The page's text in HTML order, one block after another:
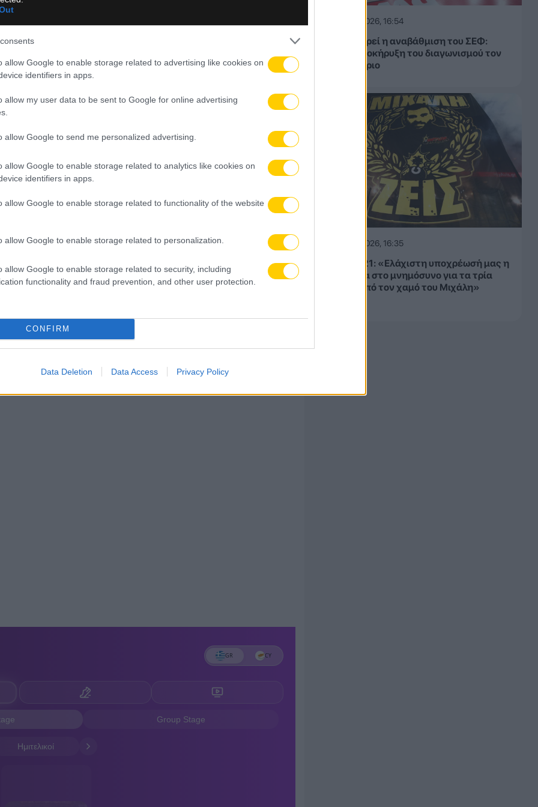
allow Google to enable storage related to advertising like cookies on
identifiers in apps.
allow my user data to be sent to Google for online advertising
allow Google to send me personalized advertising.
allow Google to enable storage related to analytics like cookies on
identifiers in apps.
allow Google to enable storage related to functionality of the website
allow Google to enable storage related to personalization.
allow Google to enable storage related to security, including
functionality and fraud prevention, and other user protection.
CONFIRM
Data Deletion Data Access Privacy Policy
για τον Ρόδρι
διαγωνισμού τον Σεπτέμβριο
Ακατάλληλα επτά στα δέκα κτήρια
στην Ιταλία και ρεκόρ θερμοκρασίας στη θάλασσα
και Μάντσεστερ Σίτι
07.08.2026, 16:54
Καθυστερεί η αναβάθμιση του ΣΕΦ:
Επαναπροκήρυξη του διαγωνισμού τον
Σεπτέμβριο
07.08.2026, 16:35
Original 21: «Ελάχιστη υποχρέωσή μας η
παρουσία στο μνημόσυνο για τα τρία
χρόνια από τον χαμό του Μιχάλη»